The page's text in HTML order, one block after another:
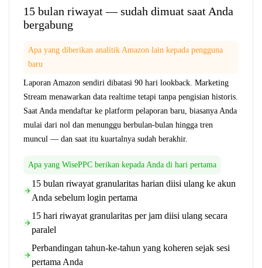
15 bulan riwayat — sudah dimuat saat Anda
bergabung
Apa yang diberikan analitik Amazon lain kepada pengguna
baru
Laporan Amazon sendiri dibatasi 90 hari lookback. Marketing
Stream menawarkan data realtime tetapi tanpa pengisian historis.
Saat Anda mendaftar ke platform pelaporan baru, biasanya Anda
mulai dari nol dan menunggu berbulan-bulan hingga tren
muncul — dan saat itu kuartalnya sudah berakhir.
Apa yang WisePPC berikan kepada Anda di hari pertama
15 bulan riwayat granularitas harian diisi ulang ke akun
Anda sebelum login pertama
15 hari riwayat granularitas per jam diisi ulang secara
paralel
Perbandingan tahun-ke-tahun yang koheren sejak sesi
pertama Anda